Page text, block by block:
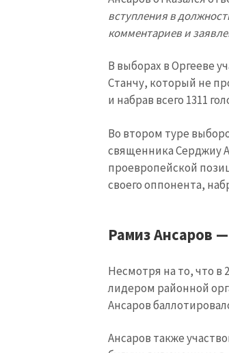
вступления в
комментариев и
В выборах в Оргееве
Станчу, который не
и набрав всего 1311
Во втором туре
священника Серджиу
проевропейской
своего оппонента,
Рамиз Ансаров
Несмотря на то, что в
лидером районной
Ансаров
Ансаров также